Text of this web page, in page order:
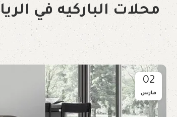
محلات الباركيه في
02
مارس